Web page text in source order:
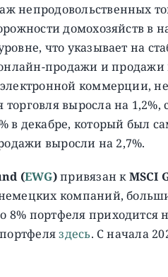
непродовольственных
домохозяйств в
что указывает на
продажи и продажи
коммерции,
выросла на
в декабре, который был
выросли на 2,7%.
(EWG)привязан кMSCI
компаний,
портфеля приходится
здесь. С начала